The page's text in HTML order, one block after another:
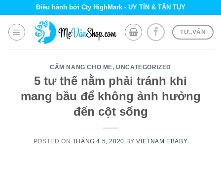
content
Điều hành bởi Cty HighMark - UY TÍN & TẬN TỤY
TƯ..VẤN
CẨM NANG CHO MẸ,UNCATEGORIZED
5 tư thế nằm phải tránh khi
mang bầu để không ảnh hưởng
đến cột sống
POSTED ON THÁNG 4 5, 2020 BYVIETNAM EBABY